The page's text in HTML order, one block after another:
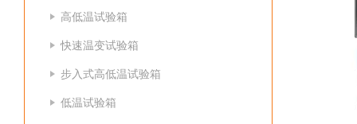
高低温试验箱
快速温变试验箱
步入式高低温试验箱
低温试验箱